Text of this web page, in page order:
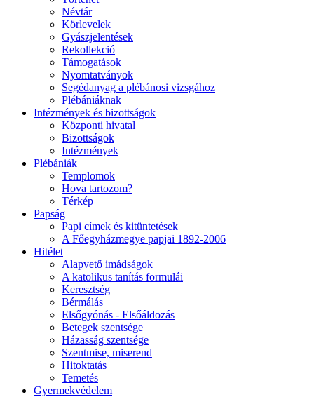
Névtár
Körlevelek
Gyászjelentések
Rekollekció
Támogatások
Nyomtatványok
Segédanyag a plébánosi vizsgához
Plébániáknak
Intézmények és bizottságok
Központi hivatal
Bizottságok
Intézmények
Plébániák
Templomok
Hova tartozom?
Térkép
Papság
Papi címek és kitüntetések
A Főegyházmegye papjai 1892-2006
Hitélet
Alapvető imádságok
A katolikus tanítás formulái
Keresztség
Bérmálás
Elsőgyónás - Elsőáldozás
Betegek szentsége
Házasság szentsége
Szentmise, miserend
Hitoktatás
Temetés
Gyermekvédelem